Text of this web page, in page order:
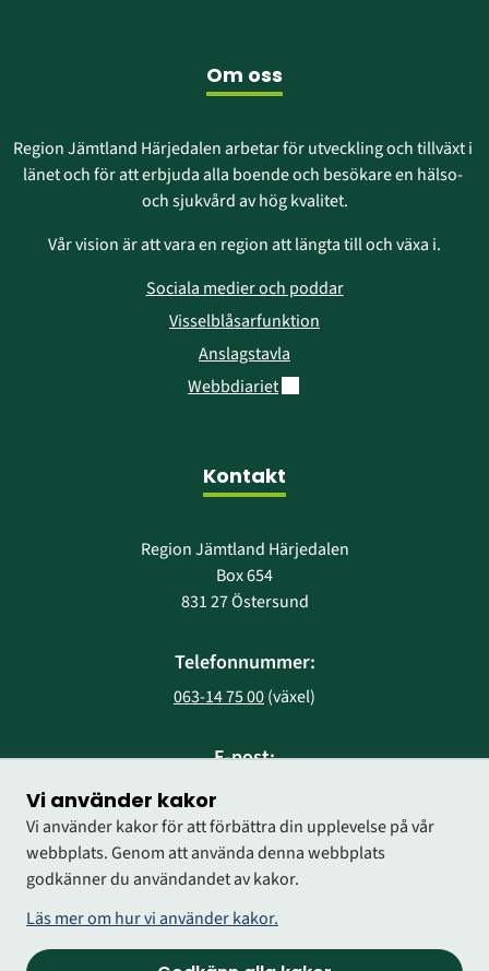
Vi använder kakor
Vi använder kakor för att förbättra din upplevelse på vår
webbplats. Genom att använda denna webbplats
godkänner du användandet av kakor.
Läs mer om hur vi använder kakor.
Om oss
Region Jämtland Härjedalen arbetar för utveckling och tillväxt i
länet och för att erbjuda alla boende och besökare en hälso-
och sjukvård av hög kvalitet.
Vår vision är att vara en region att längta till och växa i.
Sociala medier och poddar
Visselblåsarfunktion
Anslagstavla
WebbdiarietLänk till annan webbplats.
Kontakt
Region Jämtland Härjedalen
Box 654
831 27 Östersund
Telefonnummer:
063-14 75 00 (växel)
E-post:
region@regionjh.se